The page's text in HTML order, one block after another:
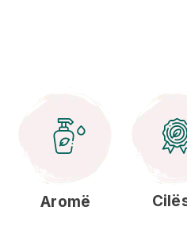
Aromë